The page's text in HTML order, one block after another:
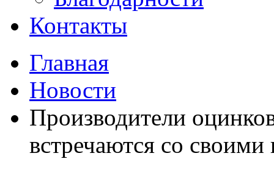
Контакты
Главная
Новости
Производители
встречаются со своими